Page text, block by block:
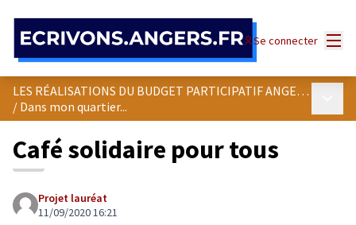
Se connecter
LES RÉALISATIONS DU BUDGET PARTICIPATIF ANGEVIN
/ Dans mon quartier...
Café solidaire pour tous
Projet lauréat
11/09/2020 16:21